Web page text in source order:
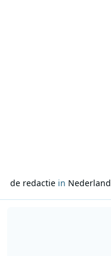
de redactiein Nederland